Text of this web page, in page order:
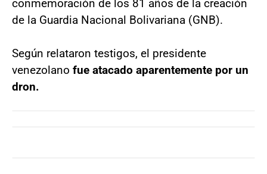
conmemoración de los 81 años de la creación
de la Guardia Nacional Bolivariana (GNB).
Según relataron testigos, el presidente
venezolano fue atacado aparentemente por un
dron.